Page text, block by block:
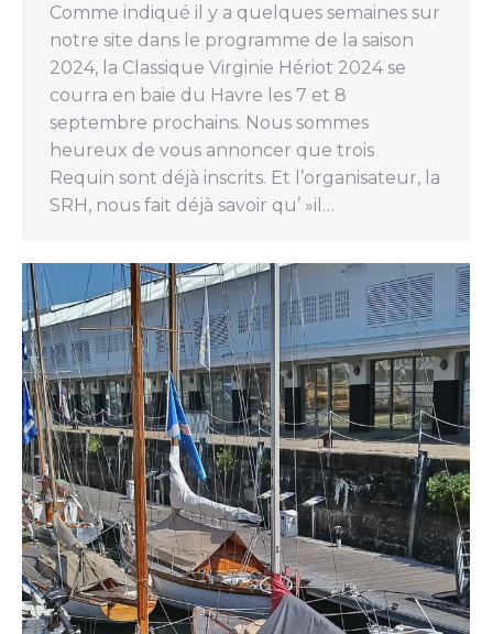
Comme indiqué il y a quelques semaines sur
notre site dans le programme de la saison
2024, la Classique Virginie Hériot 2024 se
courra en baie du Havre les 7 et 8
septembre prochains. Nous sommes
heureux de vous annoncer que trois
Requin sont déjà inscrits. Et l’organisateur, la
SRH, nous fait déjà savoir qu’ »il…